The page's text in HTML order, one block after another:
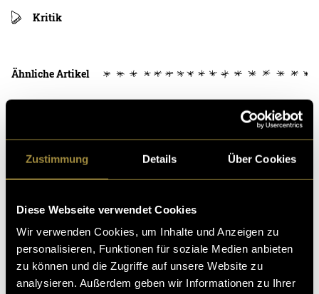
Zustimmung Details Über Cookies
Diese Webseite verwendet Cookies
Wir verwenden Cookies, um Inhalte und Anzeigen zu
personalisieren, Funktionen für soziale Medien anbieten
zu können und die Zugriffe auf unsere Website zu
analysieren. Außerdem geben wir Informationen zu Ihrer
Kritik
Ähnliche Artikel